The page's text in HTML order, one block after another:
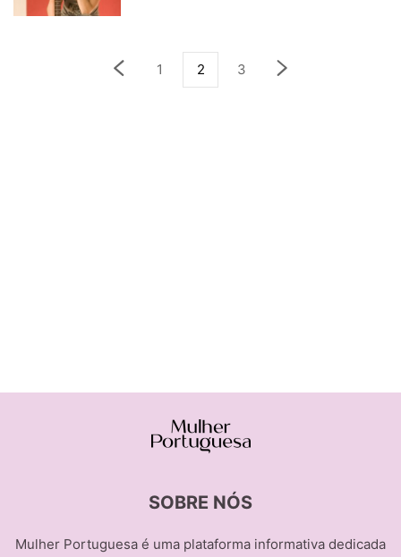
1 2 3
SOBRE NÓS
Mulher Portuguesa é uma plataforma informativa dedicada